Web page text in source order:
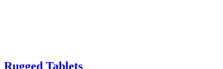
Rugged Tablets